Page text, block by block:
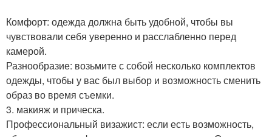
Комфорт: одежда должна быть удобной, чтобы вы
чувствовали себя уверенно и расслабленно перед
камерой.
Разнообразие: возьмите с собой несколько комплектов
одежды, чтобы у вас был выбор и возможность сменить
образ во время съемки.
3. макияж и прическа.
Профессиональный визажист: если есть возможность,